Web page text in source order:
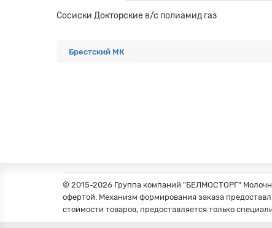
Сосиски Докторские в/с полиамид газ
Брестский МК
© 2015-2026 Группа компаний "БЕЛМОСТОРГ"
офертой. Механизм формирования заказа
стоимости товаров, предоставляется только